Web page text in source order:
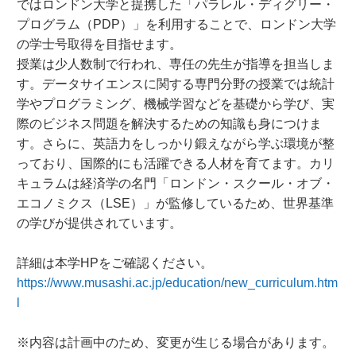
ではロンドン大学と提携した「パラレル・ディグリー・
プログラム（PDP）」を利用することで、ロンドン大学
の学士号取得を目指せます。
授業は少人数制で行われ、専任の先生が指導を担当しま
す。データサイエンスに関する専門分野の授業では統計
学やプログラミング、機械学習などを基礎から学び、実
際のビジネス問題を解決するための知識も身につけま
す。さらに、英語力をしっかり鍛えながら学ぶ環境が整
っており、国際的にも活躍できる人材を育てます。カリ
キュラムは経済学の名門「ロンドン・スクール・オブ・
エコノミクス（LSE）」が監修しているため、世界基準
の学びが提供されています。
詳細は本学HPをご確認ください。
https://www.musashi.ac.jp/education/new_curriculum.htm
※内容は計画中のため、変更が生じる場合があります。